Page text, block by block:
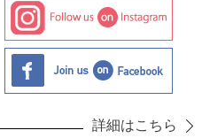
詳細はこちら